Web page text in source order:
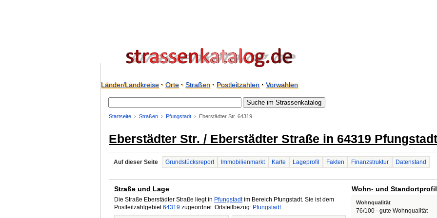
Länder/Landkreise· Orte· Straßen· Postleitzahlen· Vorwahlen
Startseite Straßen Pfungstadt Eberstädter Str. 64319
Eberstädter Str. / Eberstädter Straße in 64319 Pfungstadt
Auf dieser Seite Grundstücksreport Immobilienmarkt Karte Lageprofil Fakten Finanzstruktur Datenstand
Straße und Lage
Die Straße Eberstädter Straße liegt in Pfungstadtim Bereich Pfungstadt. Sie ist dem
Postleitzahlgebiet64319 zugeordnet. Ortsteilbezug: Pfungstadt.
Wohn- und Standortprofil
Wohnqualität
76/100 - gute Wohnqualität